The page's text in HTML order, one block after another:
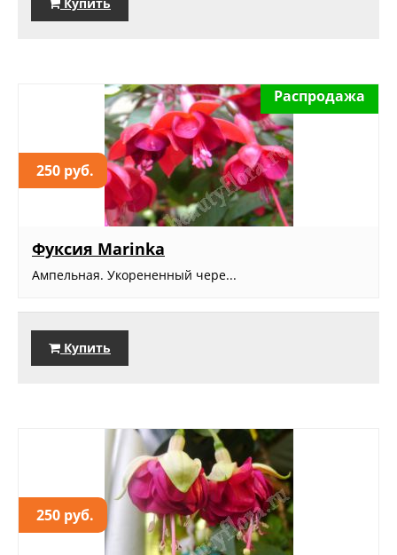
250 руб.
Распродажа
Фуксия Marinka
Ампельная. Укорененный чере...
Купить
250 руб.